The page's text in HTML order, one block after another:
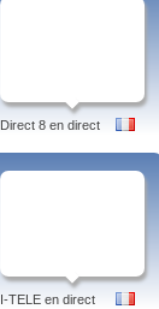
Direct 8 en direct
I-TELE en direct